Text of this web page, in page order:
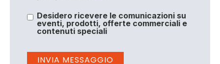
Desidero ricevere le comunicazioni su
eventi, prodotti, offerte commerciali e
contenuti speciali